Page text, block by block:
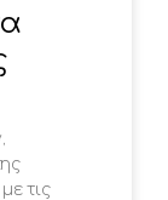
τις